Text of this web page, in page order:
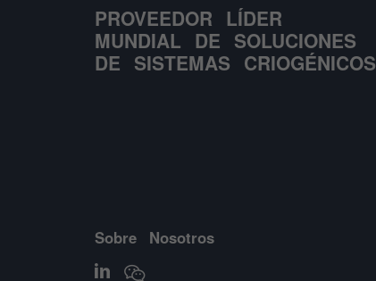
PROVEEDOR LÍDER
MUNDIAL DE SOLUCIONES
DE SISTEMAS CRIOGÉNICOS
Sobre Nosotros